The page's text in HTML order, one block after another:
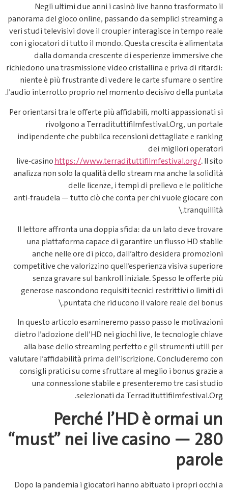
Negli ultimi due anni i
panorama del gioco online,
veri studi televisivi dove il
con i giocatori di tutto il mondo.
dalla domanda crescente
richiedono una trasmissione
niente è più frustrante di
l’audio interrotto proprio nel
Per orientarsi tra le offerte più
rivolgono a
indipendente che pubblica
live‑casinohttps://
analizza non solo la qualità
delle licenze, i
anti‑fraudela — tutto ciò che
Il lettore affronta una doppia
una piattaforma capace di
anche nelle ore di picco,
competitive che valorizzino
senza gravare sul bankroll
generose nascondono
puntata che
In questo articolo
dietro l’adozione dell’HD nei
alla base dello streaming
valutare l’affidabilità prima
consigli pratici su come
una connessione stabile e
selezionati da
Perché
“must” nei live
Dopo la pandemia i giocatori